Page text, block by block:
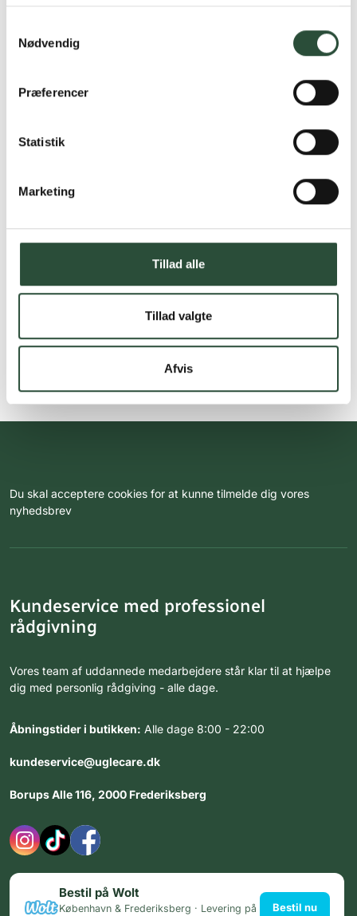
Nødvendig
Præferencer
Statistik
Marketing
Tillad alle
Tillad valgte
Afvis
Du skal acceptere cookies for at kunne tilmelde dig vores
nyhedsbrev
Kundeservice med professionel
rådgivning
Vores team af uddannede medarbejdere står klar til at hjælpe
dig med personlig rådgiving - alle dage.
Åbningstider i butikken: Alle dage 8:00 - 22:00
kundeservice@uglecare.dk
Borups Alle 116, 2000 Frederiksberg
Bestil på Wolt
København & Frederiksberg · Levering på
Bestil nu